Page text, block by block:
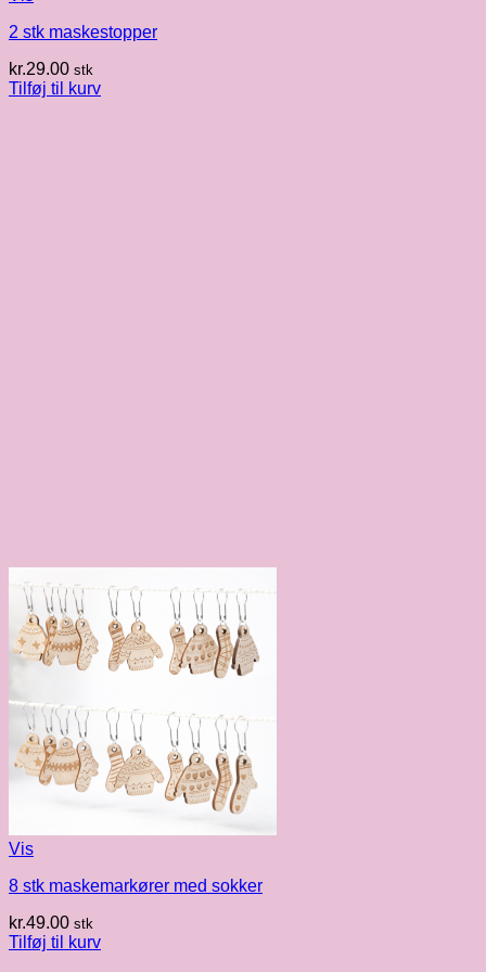
2 stk maskestopper
kr.29.00 stk
Tilføj til kurv
Vis
8 stk maskemarkører med sokker
kr.49.00 stk
Tilføj til kurv